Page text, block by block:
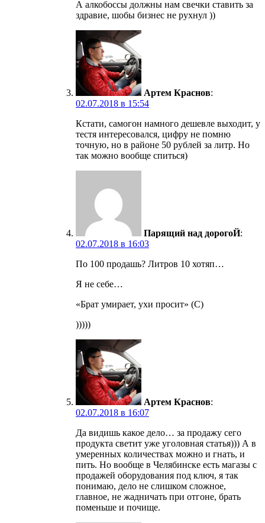
А алкобоссы должны нам свечки ставить за
здравие, шобы бизнес не рухнул ))
Артем Краснов:
02.07.2018 в 15:54
Кстати, самогон намного дешевле выходит, у
тестя интересовался, цифру не помню
точную, но в районе 50 рублей за литр. Но
так можно вообще спиться)
Парящий над дорогоЙ:
02.07.2018 в 16:03
По 100 продашь? Литров 10 хотяп…
Я не себе…
«Брат умирает, ухи просит» (С)
)))))
Артем Краснов:
02.07.2018 в 16:07
Да видишь какое дело… за продажу сего
продукта светит уже уголовная статья))) А в
умеренных количествах можно и гнать, и
пить. Но вообще в Челябинске есть магазы с
продажей оборудования под ключ, я так
понимаю, дело не слишком сложное,
главное, не жадничать при отгоне, брать
поменьше и почище.